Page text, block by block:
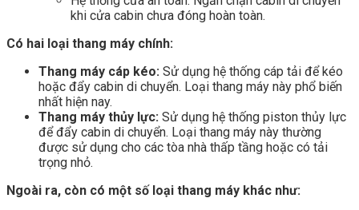
khi cửa cabin chưa đóng hoàn toàn.
Có hai loại thang máy chính:
Thang máy cáp kéo: Sử dụng hệ thống cáp tải để kéo
hoặc đẩy cabin di chuyển. Loại thang máy này phổ biến
nhất hiện nay.
Thang máy thủy lực: Sử dụng hệ thống piston thủy lực
để đẩy cabin di chuyển. Loại thang máy này thường
được sử dụng cho các tòa nhà thấp tầng hoặc có tải
trọng nhỏ.
Ngoài ra, còn có một số loại thang máy khác như: